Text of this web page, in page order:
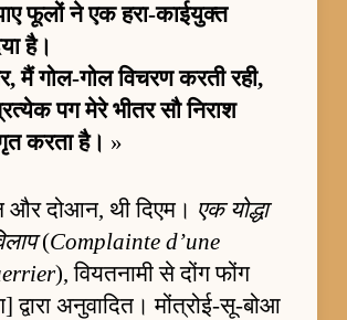
फूलों ने एक हरा-काईयुक्त
है।
मैं गोल-गोल विचरण करती रही,
पग मेरे भीतर सौ निराश
करता है। »
और दोआन, थी दिएम। एक योद्धा
(Complainte d’une
), वियतनामी से दोंग फोंग
द्वारा अनुवादित। मोंत्रोई-सू-बोआ